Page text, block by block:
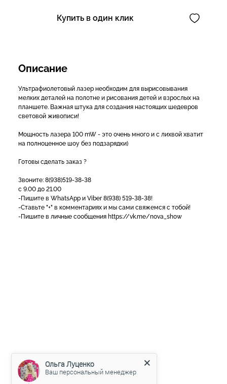
Купить в один клик
Описание
Ультрафиолетовый лазер необходим для вырисовывания
мелких деталей на полотне и рисования детей и взрослых на
планшете. Важная штука для создания настоящих шедевров
световой живописи!
Мощность лазера 100 mW - это очень много и с лихвой хватит
на полноценное шоу без подзарядки)
Готовы сделать заказ ?
Звоните: 8(938)519-38-38
с 9.00 до 21.00
-Пишите в WhatsApp и Viber 8(938) 519-38-38!
-Ставьте "+" в комментариях и мы сами свяжемся с тобой!
-Пишите в личные сообщения https://vk.me/nova_show
Ольга Луценко
Ваш персональный менеджер